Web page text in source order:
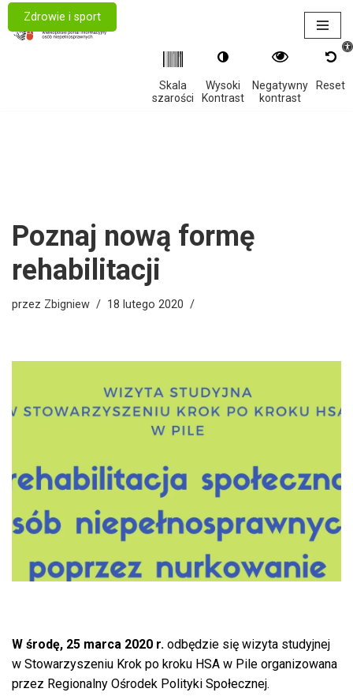
Skala
szarości
Wysoki
Kontrast
Negatywny
kontrast
Reset
Przejdź
Poznaj nową formę
rehabilitacji
przez Zbigniew 18 lutego 2020
Zdrowie i sport
W środę, 25 marca 2020 r. odbędzie się wizyta studyjnej
w Stowarzyszeniu Krok po kroku HSA w Pile organizowana
przez Regionalny Ośrodek Polityki Społecznej.